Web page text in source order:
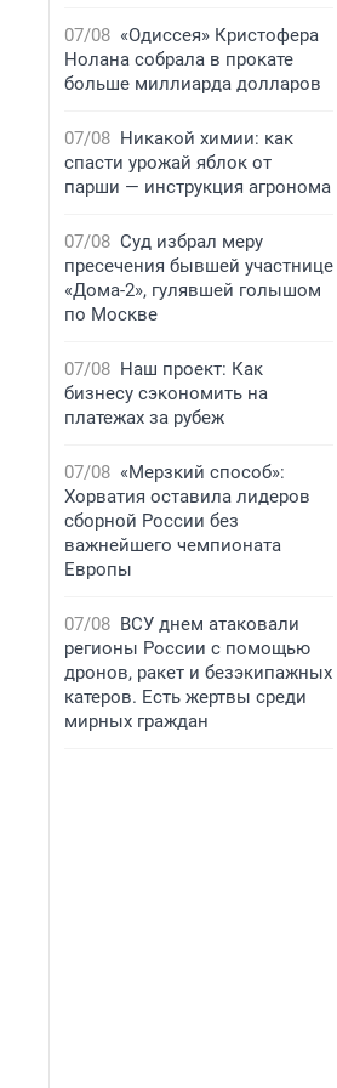
07/08 «Одиссея» Кристофера
Нолана собрала в прокате
больше миллиарда долларов
07/08 Никакой химии: как
спасти урожай яблок от
парши — инструкция агронома
07/08 Суд избрал меру
пресечения бывшей участнице
«Дома-2», гулявшей голышом
по Москве
07/08 Наш проект: Как
бизнесу сэкономить на
платежах за рубеж
07/08 «Мерзкий способ»:
Хорватия оставила лидеров
сборной России без
важнейшего чемпионата
Европы
07/08 ВСУ днем атаковали
регионы России с помощью
дронов, ракет и безэкипажных
катеров. Есть жертвы среди
мирных граждан